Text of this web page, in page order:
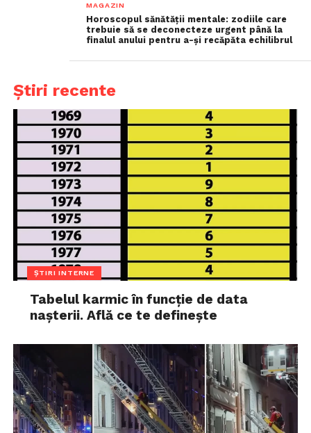
MAGAZIN
Horoscopul sănătății mentale: zodiile care
trebuie să se deconecteze urgent până la
finalul anului pentru a-și recăpăta echilibrul
Știri recente
ȘTIRI INTERNE
Tabelul karmic în funcție de data
nașterii. Află ce te definește